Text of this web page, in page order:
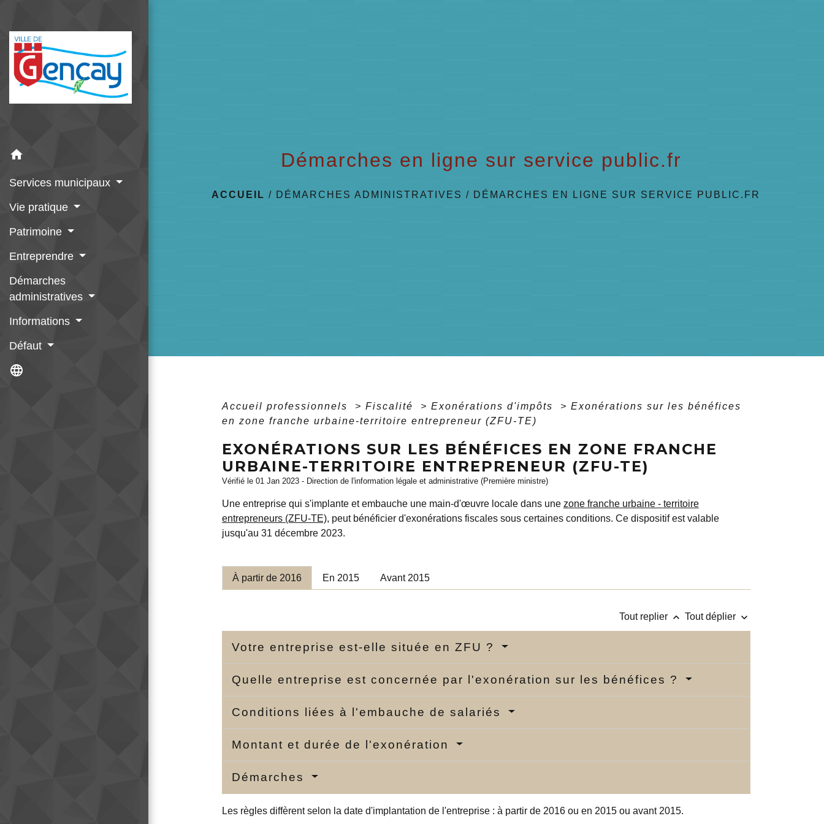
home
Services municipaux
Vie pratique
Patrimoine
Entreprendre
Démarches
administratives
Informations
Défaut
language
Démarches en ligne sur service public.fr
ACCUEIL / DÉMARCHES ADMINISTRATIVES / DÉMARCHES EN LIGNE SUR SERVICE PUBLIC.FR
Accueil professionnels > Fiscalité > Exonérations d'impôts > Exonérations sur les bénéfices
en zone franche urbaine-territoire entrepreneur (ZFU-TE)
EXONÉRATIONS SUR LES BÉNÉFICES EN ZONE FRANCHE
URBAINE-TERRITOIRE ENTREPRENEUR (ZFU-TE)
Vérifié le 01 Jan 2023 - Direction de l'information légale et administrative (Première ministre)
Une entreprise qui s'implante et embauche une main-d'œuvre locale dans une zone franche urbaine - territoire
entrepreneurs (ZFU-TE), peut bénéficier d'exonérations fiscales sous certaines conditions. Ce dispositif est valable
jusqu'au 31 décembre 2023.
À partir de 2016 En 2015 Avant 2015
Tout replier keyboard_arrow_up Tout déplier keyboard_arrow_down
Votre entreprise est-elle située en ZFU ?
Quelle entreprise est concernée par l'exonération sur les bénéfices ?
Conditions liées à l'embauche de salariés
Montant et durée de l'exonération
Démarches
Les règles diffèrent selon la date d'implantation de l'entreprise : à partir de 2016 ou en 2015 ou avant 2015.